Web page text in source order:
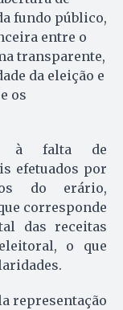
fundo público,
entre o
transparente,
da eleição e
os
à falta de
efetuados por
do erário,
corresponde
das receitas
o que
representação